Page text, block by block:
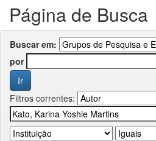
Página de Busca
Buscar em:
por
Filtros correntes: